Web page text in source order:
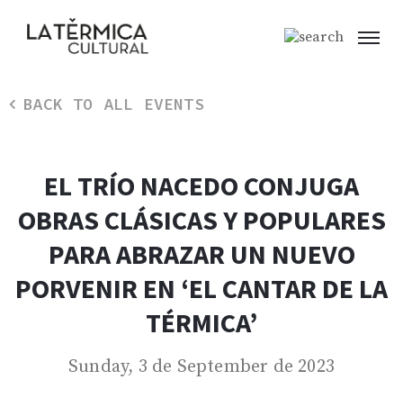
BACK TO ALL EVENTS
EL TRÍO NACEDO CONJUGA
OBRAS CLÁSICAS Y POPULARES
PARA ABRAZAR UN NUEVO
PORVENIR EN ‘EL CANTAR DE LA
TÉRMICA’
Sunday, 3 de September de 2023